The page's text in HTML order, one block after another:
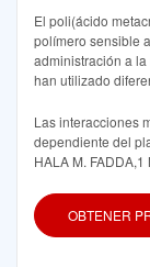
El poli(ácido
polímero sensible
administración a
han utilizado
Las interacciones
dependiente del
HALA M.
OBTENER